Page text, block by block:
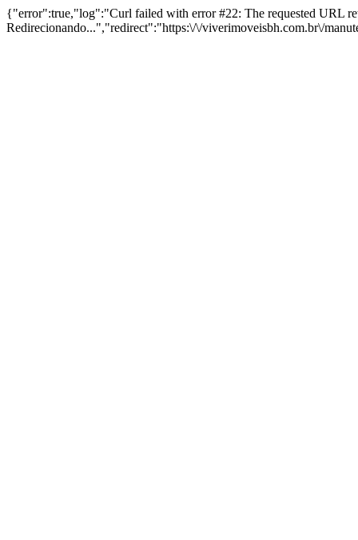
{"error":true,"log":"Curl failed with error #22: The requested URL
Redirecionando...","redirect":"https:\/\/viverimoveisbh.com.br\/